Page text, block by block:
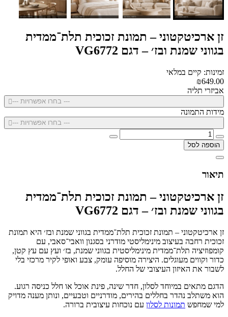
זן ארכיטקטוני – תמונת זכוכית תלת־ממדית
בגווני שמנת ובז׳ – דגם VG6772
זמינות: קיים במלאי
₪649.00
אביזרי תליה
--- בחרו אפשרויות ---
מידות התמונה
--- בחרו אפשרויות ---
הוספה לסל
תיאור
זן ארכיטקטוני – תמונת זכוכית תלת־ממדית
בגווני שמנת ובז׳ – דגם VG6772
זן ארכיטקטוני – תמונת זכוכית תלת־ממדית בגווני שמנת ובז׳ היא תמונת
זכוכית רחבה בעיצוב מינימליסטי מודרני בסגנון וואבי־סאבי, עם
קומפוזיציה תלת־ממדית מינימליסטית בגווני שמנת, בז׳ ועץ עם עץ קטן,
כדור וקווים מעוגלים. היצירה מוסיפה עומק, צבע ואופי לקיר מרכזי בלי
לשבור את האיזון העיצובי של החלל.
הדגם מתאים במיוחד לסלון, חדר שינה, פינת אוכל או חלל כניסה רגוע.
הוא משתלב נהדר בחללים בהירים, מודרניים וטבעיים, ונותן מענה מדויק
למי שמחפש תמונות לסלון עם נוכחות עיצובית ברורה.